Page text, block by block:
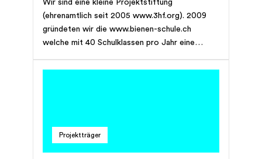
Wir sind eine kleine Projektstiftung
(ehrenamtlich seit 2005 www.3hf.org). 2009
gründeten wir die www.bienen-schule.ch
welche mit 40 Schulklassen pro Jahr eine
wir an einem Insektenschutz-Schulprojekt im
suchen wir Menschen und/oder Firmen welche
Projektträger